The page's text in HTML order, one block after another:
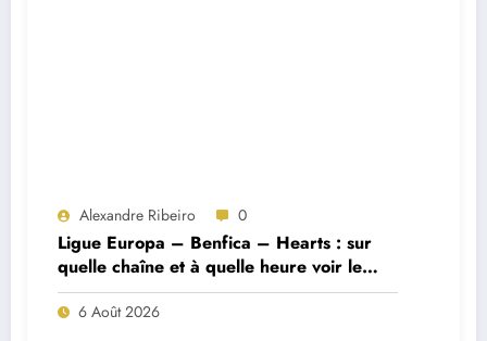
Alexandre Ribeiro 0
Ligue Europa – Benfica – Hearts : sur
quelle chaîne et à quelle heure voir le
match ?
6 Août 2026